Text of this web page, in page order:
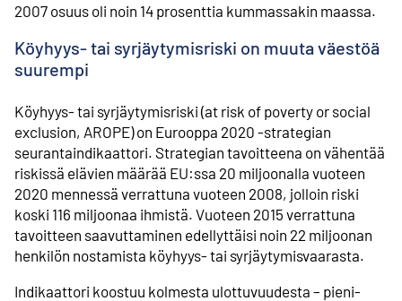
2007 osuus oli noin 14 prosenttia kummassakin maassa.
Köyhyys- tai syrjäytymis­riski on muuta väestöä
suurempi
Köyhyys- tai syrjäytymis­riski (at risk of poverty or social
exclusion, AROPE) on Eurooppa 2020 -strategian
seuranta­indikaattori. Strategian tavoitteena on vähentää
riskissä elävien määrää EU:ssa 20 miljoonalla vuoteen
2020 mennessä verrattuna vuoteen 2008, jolloin riski
koski 116 miljoonaa ihmistä. Vuoteen 2015 verrattuna
tavoitteen saavuttaminen edellyttäisi noin 22 miljoonan
henkilön nostamista köyhyys- tai syrjäytymis­vaarasta.
Indikaattori koostuu kolmesta ulottuvuudesta – pieni­